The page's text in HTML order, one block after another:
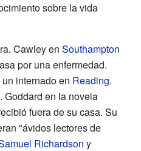
sobre la vida
Cawley en Southampton
por una enfermedad.
internado en Reading.
Goddard en la novela
fuera de su casa. Su
"ávidos lectores de
Richardson y